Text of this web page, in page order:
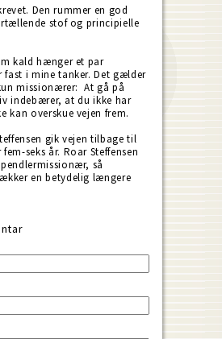
Den rummer en god
stof og principielle
kald hænger et par
fast i mine tanker. Det gælder
missionærer: At gå på
indebærer, at du ikke har
kan overskue vejen frem.
gik vejen tilbage til
seks år. Roar Steffensen
så
en betydelig længere